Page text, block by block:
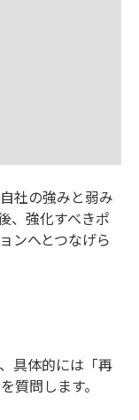
社の強みと弱み
、強化すべきポ
ンへとつなげら
具体的には「再
質問します。